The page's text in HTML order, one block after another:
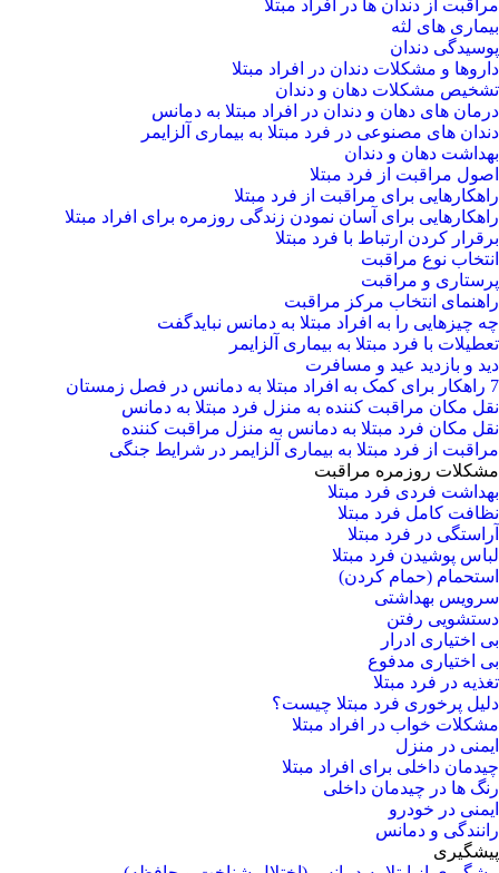
مراقبت از دندان ها در افراد مبتلا
بیماری های لثه
پوسیدگی دندان
داروها و مشکلات دندان در افراد مبتلا
تشخیص مشکلات دهان و دندان
درمان های دهان و دندان در افراد مبتلا به دمانس
دندان های مصنوعی در فرد مبتلا به بیماری آلزایمر
بهداشت دهان و دندان
اصول مراقبت از فرد مبتلا
راهکارهایی برای مراقبت از فرد مبتلا
راهکارهایی برای آسان نمودن زندگی روزمره برای افراد مبتلا
برقرار کردن ارتباط با فرد مبتلا
انتخاب نوع مراقبت
پرستاری و مراقبت
راهنمای انتخاب مرکز مراقبت
چه چیزهایی را به افراد مبتلا به دمانس نبایدگفت
تعطیلات با فرد مبتلا به بیماری آلزایمر
دید و بازدید عید و مسافرت
7 راهکار برای کمک به افراد مبتلا به دمانس در فصل زمستان
نقل مکان مراقبت کننده به منزل فرد مبتلا به دمانس
نقل مکان فرد مبتلا به دمانس به منزل مراقبت کننده
مراقبت از فرد مبتلا به بیماری آلزایمر در شرایط جنگی
مشکلات روزمره مراقبت
بهداشت فردی فرد مبتلا
نظافت کامل فرد مبتلا
آراستگی در فرد مبتلا
لباس پوشیدن فرد مبتلا
استحمام (حمام کردن)
سرویس بهداشتی
دستشویی رفتن
بی اختیاری ادرار
بی اختیاری مدفوع
تغذیه در فرد مبتلا
دلیل پرخوری فرد مبتلا چیست؟
مشکلات خواب در افراد مبتلا
ایمنی در منزل
چیدمان داخلی برای افراد مبتلا
رنگ ها در چیدمان داخلی
ایمنی در خودرو
رانندگی و دمانس
پیشگیری